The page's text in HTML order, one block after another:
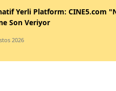
Yerli Platform: CINE5.com
Son Veriyor
2026